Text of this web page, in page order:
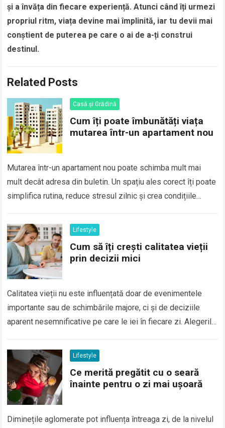
și a învăța din fiecare experiență. Atunci când îți urmezi
propriul ritm, viața devine mai împlinită, iar tu devii mai
conștient de puterea pe care o ai de a-ți construi
destinul.
Related Posts
Casă și Grădină
Cum îți poate îmbunătăți viața
mutarea într-un apartament nou
Mutarea într-un apartament nou poate schimba mult mai
mult decât adresa din buletin. Un spațiu ales corect îți poate
simplifica rutina, reduce stresul zilnic și crea condițiile
Lifestyle
Cum să îți crești calitatea vieții
prin decizii mici
Calitatea vieții nu este influențată doar de evenimentele
importante sau de schimbările majore, ci și de deciziile
aparent nesemnificative pe care le iei în fiecare zi. Alegerile
Lifestyle
Ce merită pregătit cu o seară
înainte pentru o zi mai ușoară
Diminețile aglomerate pot influența întreaga zi, de la nivelul